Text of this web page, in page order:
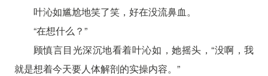
叶沁如尴尬地笑了笑，好在没流鼻血。
“在想什么？”
顾慎言目光深沉地看着叶沁如，她摇头，“没啊，我
就是想着今天要人体解剖的实操内容。”